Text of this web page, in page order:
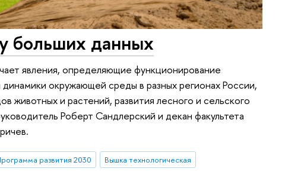
больших данных
явления, определяющие функционирование
окружающей среды в разных регионах России,
животных и растений, развития лесного и сельского
Роберт Сандлерский и декан факультета
развития 2030
Вышка технологическая